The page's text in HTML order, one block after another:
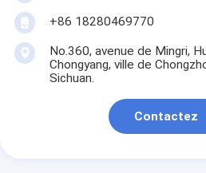
+86 18280469770
No.360, avenue de Mingri,
Chongyang, ville de
Sichuan.
Contactez